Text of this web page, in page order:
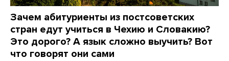
Зачем абитуриенты из постсоветских
стран едут учиться в Чехию и Словакию?
Это дорого? А язык сложно выучить? Вот
что говорят они сами